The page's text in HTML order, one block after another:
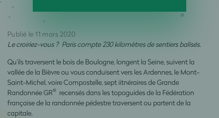
Publié le 11 mars 2020
Le croiriez-vous ? Paris compte 230 kilomètres de sentiers balisés.
Qu’ils traversent le bois de Boulogne, longent la Seine, suivent la
vallée de la Bièvre ou vous conduisent vers les Ardennes, le Mont-
Saint-Michel, voire Compostelle, sept iitnéraires de Grande
Randonnée GR® recensés dans les topoguides de la Fédération
française de la randonnée pédestre traversent ou partent de la
capitale.